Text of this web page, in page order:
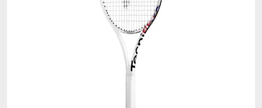
Consultorio